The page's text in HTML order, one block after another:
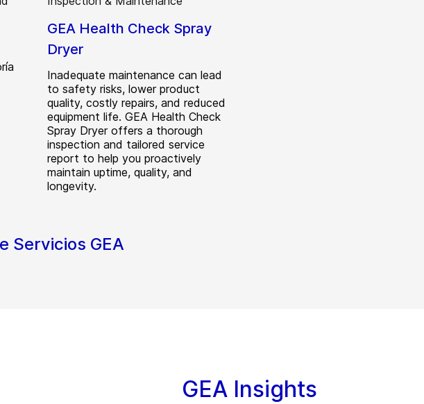
GEA Health Check Spray
Dryer
Inadequate maintenance can lead
to safety risks, lower product
quality, costly repairs, and reduced
equipment life. GEA Health Check
Spray Dryer offers a thorough
inspection and tailored service
report to help you proactively
maintain uptime, quality, and
longevity.
Servicios GEA
GEA Insights